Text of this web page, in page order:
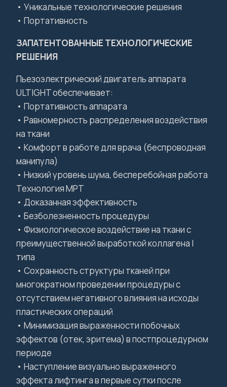
• Уникальные технологические решения
• Портативность
ЗАПАТЕНТОВАННЫЕ ТЕХНОЛОГИЧЕСКИЕ
РЕШЕНИЯ
Пьезоэлектрический двигатель аппарата
ULTIGHT обеспечивает:
• Портативность аппарата
• Равномерность распределения воздействия
на ткани
• Комфорт в работе для врача (беспроводная
манипула)
• Низкий уровень шума, бесперебойная работа
Технология MPT
• Доказанная эффективность
• Безболезненность процедуры
• Физиологическое воздействие на ткани c
преимущественной выработкой коллагена I
типа
• Сохранность структуры тканей при
многократном проведении процедуры с
отсутствием негативного влияния на исходы
пластических операций
• Минимизация выраженности побочных
эффектов (отек, эритема) в постпроцедурном
периоде
• Наступление визуально выраженного
эффекта лифтинга в первые сутки после